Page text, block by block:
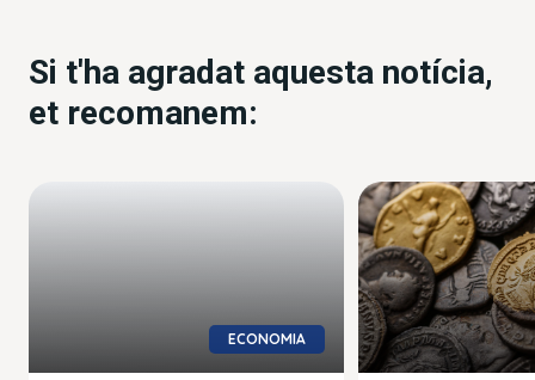
Si t'ha agradat aquesta notícia,
et recomanem:
ECONOMIA